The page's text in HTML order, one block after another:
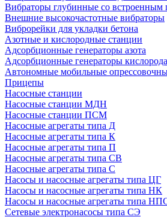
Вибраторы глубинные со встроенным
Внешние высокочастотные вибраторы
Виброрейки для укладки бетона
Азотные и кислородные станции
Адсорбционные генераторы азота
Адсорбционные генераторы кислорода
Автономные мобильные
Прицепы
Насосные станции
Насосные станции МДН
Насосные станции ПСМ
Насосные агрегаты типа Д
Насосные агрегаты типа К
Насосные агрегаты типа П
Насосные агрегаты типа СВ
Насосные агрегаты типа С
Насосы и насосные агрегаты типа ЦГ
Насосы и насосные агрегаты типа НК
Насосы и насосные агрегаты типа
Сетевые электронасосы типа СЭ